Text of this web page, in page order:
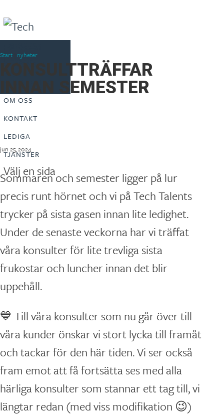
Linkedin
OM OSS
KONTAKT
LEDIGA
TJÄNSTER
Välj en sida
Start nyheter
KONSULTTRÄFFAR
INNAN SEMESTER
jun 25, 2024
Sommaren och semester ligger på lur
precis runt hörnet och vi på Tech Talents
trycker på sista gasen innan lite ledighet.
Under de senaste veckorna har vi träffat
våra konsulter för lite trevliga sista
frukostar och luncher innan det blir
uppehåll.
💙 Till våra konsulter som nu går över till
våra kunder önskar vi stort lycka till framåt
och tackar för den här tiden. Vi ser också
fram emot att få fortsätta ses med alla
härliga konsulter som stannar ett tag till, vi
längtar redan (med viss modifikation 😉)